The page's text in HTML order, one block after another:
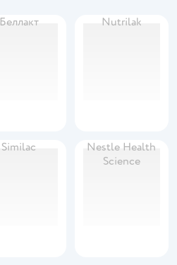
Беллакт Nutrilak
Similac
Nestle Health
Science